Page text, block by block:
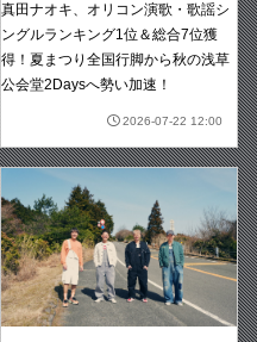
真田ナオキ、オリコン演歌・歌謡シ
ングルランキング1位＆総合7位獲
得！夏まつり全国行脚から秋の浅草
公会堂2Daysへ勢い加速！
2026-07-22 12:00